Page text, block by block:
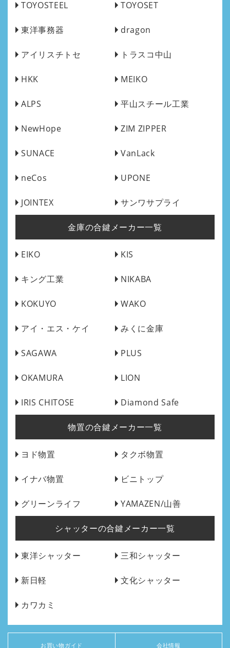
TOYOSTEEL TOYOSET
東洋事務器 dragon
アイリスチトセ トラスコ中山
HKK MEIKO
ALPS 平山スチール工業
NewHope ZIM ZIPPER
SUNACE VanLack
neCos UPONE
JOINTEX サンワサプライ
金庫の合鍵メーカー一覧
EIKO KIS
キング工業 NIKABA
KOKUYO WAKO
アイ・エス・ケイ みくに金庫
SAGAWA PLUS
OKAMURA LION
IRIS CHITOSE Diamond Safe
物置の合鍵メーカー一覧
ヨド物置 タクボ物置
イナバ物置 ビニトップ
グリーンライフ YAMAZEN/山善
シャッターの合鍵メーカー一覧
東洋シャッター 三和シャッター
新日軽 文化シャッター
カワカミ
お買い物ガイド 会社情報